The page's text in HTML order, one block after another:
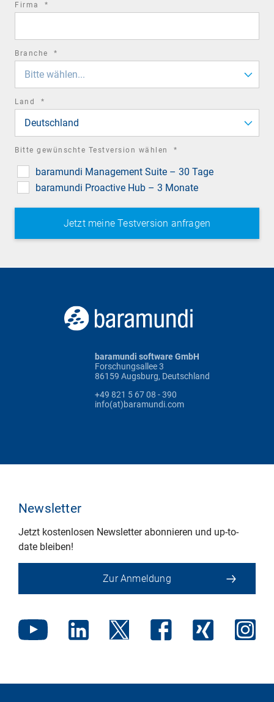
Firma *
Branche *
Bitte wählen...
Land *
Deutschland
Bitte gewünschte Testversion wählen *
baramundi Management Suite – 30 Tage
baramundi Proactive Hub – 3 Monate
baramundi software GmbH
Forschungsallee 3
86159 Augsburg, Deutschland
+49 821 5 67 08 - 390
info(at)baramundi.com
Newsletter
Jetzt kostenlosen Newsletter abonnieren und up-to-
date bleiben!
Zur Anmeldung